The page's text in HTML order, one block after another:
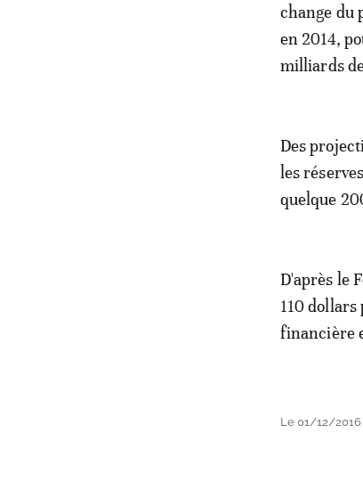
change du
en 2014,
milliards
Des
les
quelque
D'après le
110
financière
Le 01/12/2016